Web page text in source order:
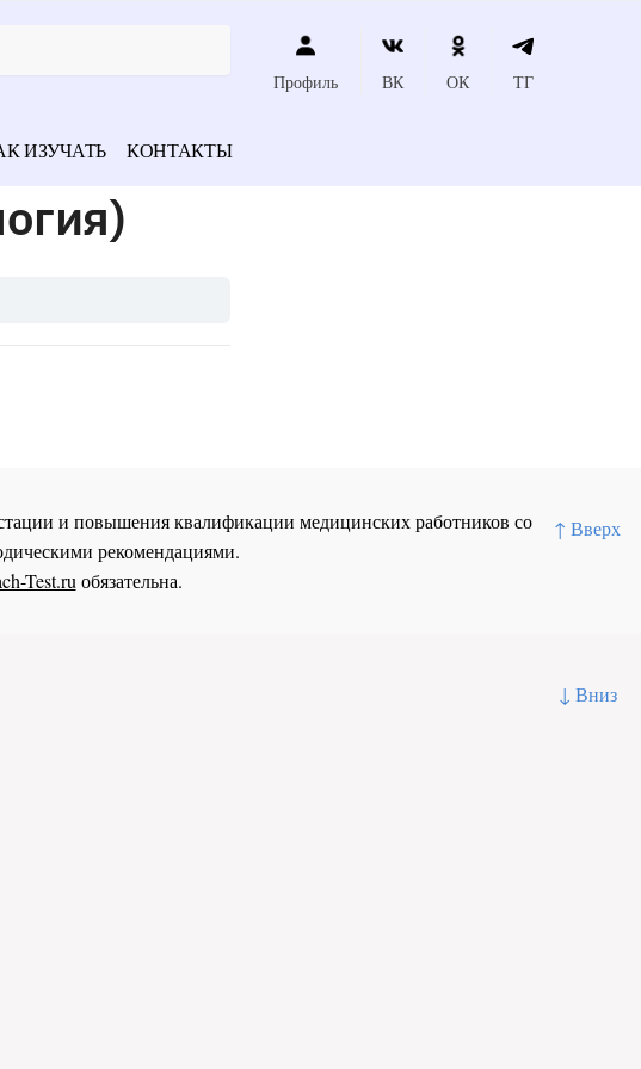
↑ Вверх
↓ Вниз
Профиль ВК ОК ТГ
ИЗУЧАТЬ КОНТАКТЫ
и повышения квалификации медицинских работников со
рекомендациями.
Test.ru обязательна.